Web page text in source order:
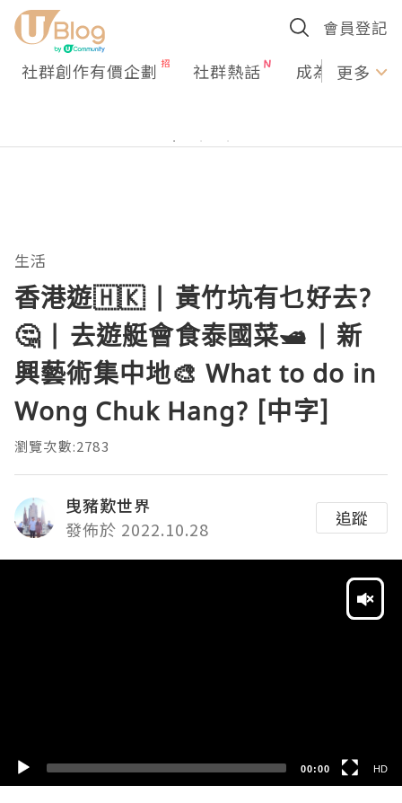
會員登記
社群創作有價企劃 社群熱話 成為U更多
生活
香港遊🇭🇰 | 黃竹坑有乜好去?
🤔 | 去遊艇會食泰國菜🛥️ | 新
興藝術集中地🎨 What to do in
Wong Chuk Hang? [中字]
瀏覽次數:2783
曳豬歎世界
發佈於 2022.10.28
追蹤
00:00 HD